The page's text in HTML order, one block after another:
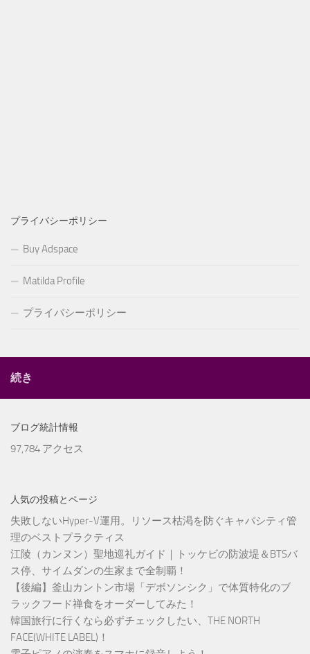
プライバシーポリシー
Buy Adspace
Matilda Profile
プライバシーポリシー
続き
ブログ統計情報
97,784 アクセス
人気の投稿とページ
失敗しないHyper-V運用。リソース枯渇を防ぐキャパシティ管
理のベストプラクティス
江陵（カンヌン）聖地巡礼ガイド｜トッケビの防波堤＆BTSバ
ス停、サイムダンの生家まで全制覇！
【後編】釜山カントン市場「デボソンシク」で体質特化のブ
ラックフード禅食をオーダーしてみた！
韓国旅行に行くなら必ずチェックしたい、THE NORTH
FACE(WHITE LABEL)！